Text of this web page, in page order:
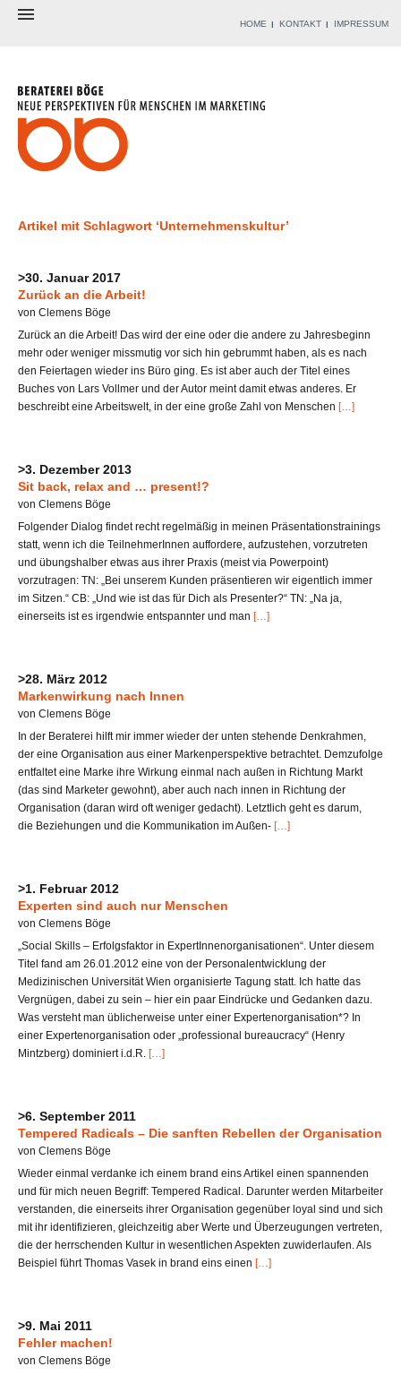
ANGEBOT
WERKZEUGKISTE
REFERENZEN
HOME KONTAKT IMPRESSUM
Artikel mit Schlagwort ‘Unternehmenskultur’
>30. Januar 2017
Zurück an die Arbeit!
von Clemens Böge
Zurück an die Arbeit! Das wird der eine oder die andere zu Jahresbeginn
mehr oder weniger missmutig vor sich hin gebrummt haben, als es nach
den Feiertagen wieder ins Büro ging. Es ist aber auch der Titel eines
Buches von Lars Vollmer und der Autor meint damit etwas anderes. Er
beschreibt eine Arbeitswelt, in der eine große Zahl von Menschen […]
>3. Dezember 2013
Sit back, relax and … present!?
von Clemens Böge
Folgender Dialog findet recht regelmäßig in meinen Präsentationstrainings
statt, wenn ich die TeilnehmerInnen auffordere, aufzustehen, vorzutreten
und übungshalber etwas aus ihrer Praxis (meist via Powerpoint)
vorzutragen: TN: „Bei unserem Kunden präsentieren wir eigentlich immer
im Sitzen.“ CB: „Und wie ist das für Dich als Presenter?“ TN: „Na ja,
einerseits ist es irgendwie entspannter und man […]
>28. März 2012
Markenwirkung nach Innen
von Clemens Böge
In der Beraterei hilft mir immer wieder der unten stehende Denkrahmen,
der eine Organisation aus einer Markenperspektive betrachtet. Demzufolge
entfaltet eine Marke ihre Wirkung einmal nach außen in Richtung Markt
(das sind Marketer gewohnt), aber auch nach innen in Richtung der
Organisation (daran wird oft weniger gedacht). Letztlich geht es darum,
die Beziehungen und die Kommunikation im Außen- […]
>1. Februar 2012
Experten sind auch nur Menschen
von Clemens Böge
„Social Skills – Erfolgsfaktor in ExpertInnenorganisationen“. Unter diesem
Titel fand am 26.01.2012 eine von der Personalentwicklung der
Medizinischen Universität Wien organisierte Tagung statt. Ich hatte das
Vergnügen, dabei zu sein – hier ein paar Eindrücke und Gedanken dazu.
Was versteht man üblicherweise unter einer Expertenorganisation*? In
einer Expertenorganisation oder „professional bureaucracy“ (Henry
Mintzberg) dominiert i.d.R. […]
>6. September 2011
Tempered Radicals – Die sanften Rebellen der Organisation
von Clemens Böge
Wieder einmal verdanke ich einem brand eins Artikel einen spannenden
und für mich neuen Begriff: Tempered Radical. Darunter werden Mitarbeiter
verstanden, die einerseits ihrer Organisation gegenüber loyal sind und sich
mit ihr identifizieren, gleichzeitig aber Werte und Überzeugungen vertreten,
die der herrschenden Kultur in wesentlichen Aspekten zuwiderlaufen. Als
Beispiel führt Thomas Vasek in brand eins einen […]
>9. Mai 2011
Fehler machen!
von Clemens Böge